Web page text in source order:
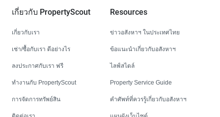
เกี่ยวกับ PropertyScout
เกี่ยวกับเรา
เช่า/ซื้อกับเรา ดีอย่างไร
ลงประกาศกับเรา ฟรี
ทำงานกับ PropertyScout
การจัดการทรัพย์สิน
Resources
ข่าวอสังหาฯ ในประเทศไทย
ข้อแนะนำเกี่ยวกับอสังหาฯ
ไลฟ์สไตล์
Property Service Guide
คำศัพท์ที่ควรรู้เกี่ยวกับอสังหาฯ